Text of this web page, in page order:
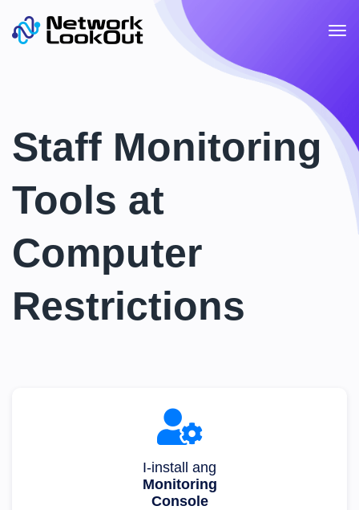
Staff Monitoring
Tools at
Computer
Restrictions
I-install ang
Monitoring
Console